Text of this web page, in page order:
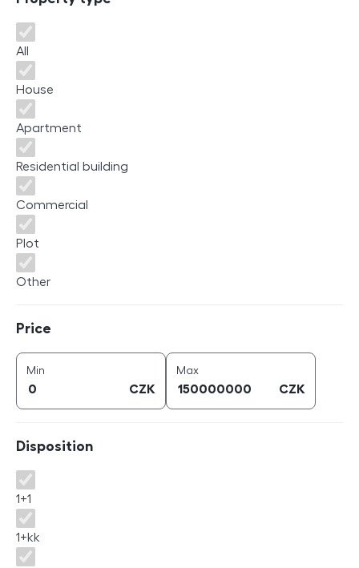
Property type
All
House
Apartment
Residential building
Commercial
Plot
Other
Price
Min
CZK
Maxprice (
CZK
Disposition
Disposition
1+1
1+kk